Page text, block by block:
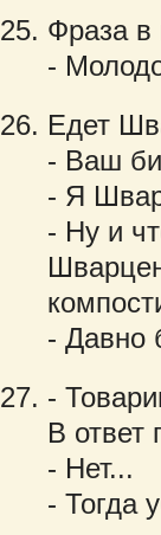
Фраза в
-
Едет
- Ваш
- Я
- Ну и
- Давно
-
В ответ
- Нет...
- Тогда